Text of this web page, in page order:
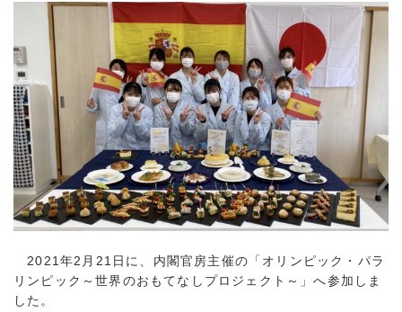
2021年2月21日に、内閣官房主催の「オリンピック・パラ
リンピック～世界のおもてなしプロジェクト～」へ参加しま
した。